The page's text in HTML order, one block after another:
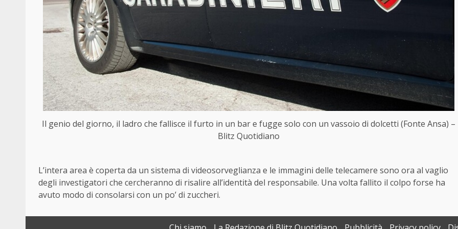
Il genio del giorno, il ladro che fallisce il furto in un bar e fugge solo con un vassoio di dolcetti (Fonte Ansa) –
Blitz Quotidiano
L’intera area è coperta da un sistema di videosorveglianza e le immagini delle telecamere sono ora al vaglio
degli investigatori che cercheranno di risalire all’identità del responsabile. Una volta fallito il colpo forse ha
avuto modo di consolarsi con un po’ di zuccheri.